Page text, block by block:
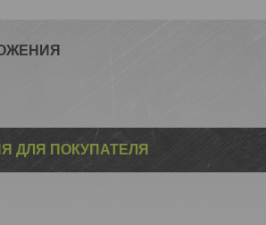
ДЛЯ ПОКУПАТЕЛЯ